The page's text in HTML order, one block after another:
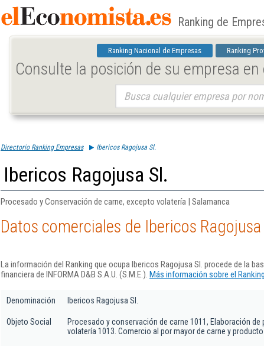
Ranking de
Ranking Nacional de Empresas Ranking
Consulte la posición de su empresa
Directorio Ranking Empresas Ibericos Ragojusa Sl.
Ibericos Ragojusa Sl.
Procesado y Conservación de carne, excepto volatería | Salamanca
Datos comerciales de Ibericos Ragojusa
La información del Ranking que ocupa Ibericos Ragojusa Sl. procede de la
financiera de INFORMA D&B S.A.U. (S.M.E.). Más información sobre el
Denominación Ibericos Ragojusa Sl.
Objeto Social
Procesado y conservación de carne 1011, Elaboración
volatería 1013. Comercio al por mayor de carne y